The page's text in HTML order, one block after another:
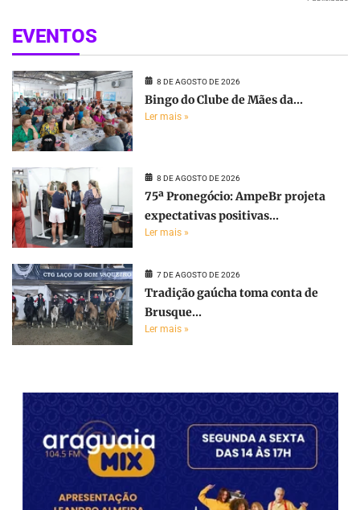
EVENTOS
8 DE AGOSTO DE 2026
Bingo do Clube de Mães da...
Ler mais »
8 DE AGOSTO DE 2026
75ª Pronegócio: AmpeBr projeta
expectativas positivas...
Ler mais »
7 DE AGOSTO DE 2026
Tradição gaúcha toma conta de
Brusque...
Ler mais »